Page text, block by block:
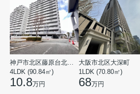
神戸市北区藤原台北町５丁目
4LDK (90.84㎡)
10.8万円
大阪市北区大深町
1LDK (70.80㎡)
68万円